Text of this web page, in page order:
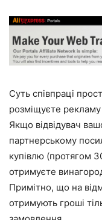
Суть співпраці
розміщуєте рекламу
Якщо відвідувач
партнерському
купівлю (протягом
отримуєте
Примітно, що на
отримують гроші